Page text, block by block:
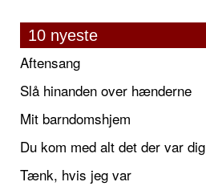
10 nyeste
Aftensang
Slå hinanden over hænderne
Mit barndomshjem
Du kom med alt det der var dig
Tænk, hvis jeg var